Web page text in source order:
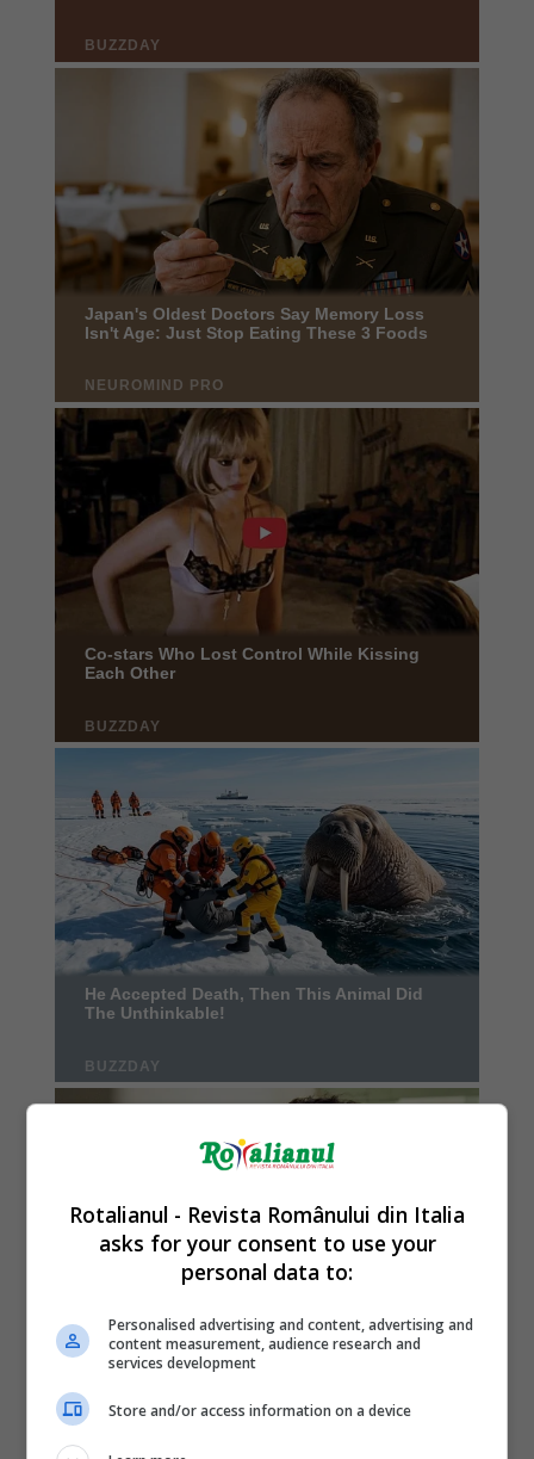
Rotalianul - Revista Românului din Italia
asks for your consent to use your
personal data to:
Personalised advertising and content, advertising and
content measurement, audience research and
services development
Store and/or access information on a device